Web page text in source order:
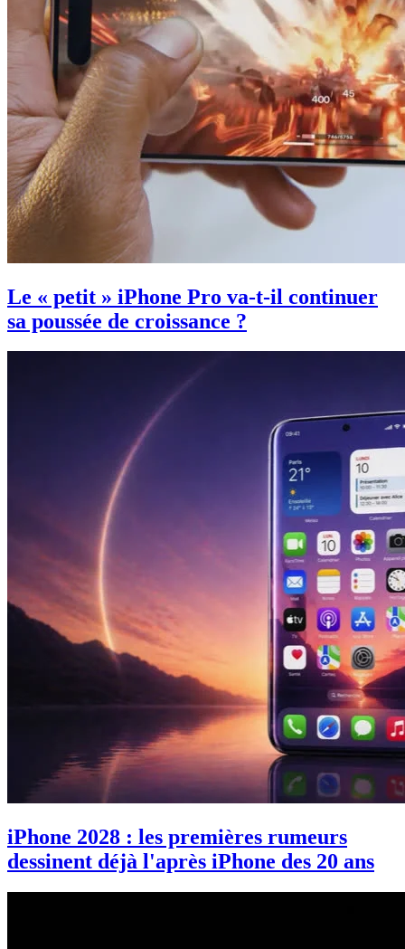
Le « petit » iPhone Pro va-t-il continuer
sa poussée de croissance ?
iPhone 2028 : les premières rumeurs
dessinent déjà l'après iPhone des 20 ans